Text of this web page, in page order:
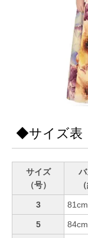
◆サイズ表
サイズ
（号）
バ
3 81cm
5 84cm